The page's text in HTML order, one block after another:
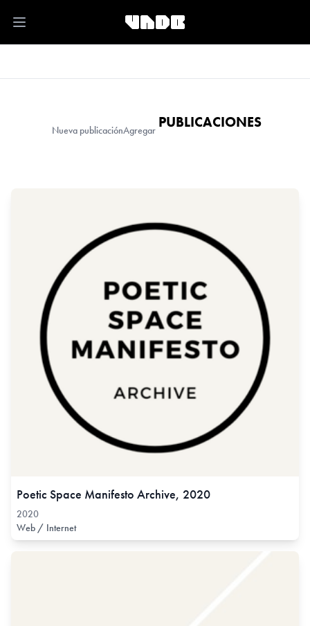
Open main menu
Nueva publicaciónAgregar PUBLICACIONES
Poetic Space Manifesto Archive, 2020
2020
Web / Internet